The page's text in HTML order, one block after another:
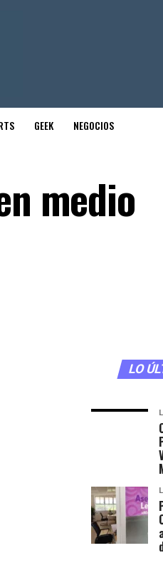
GEEK NEGOCIOS
medio
LO